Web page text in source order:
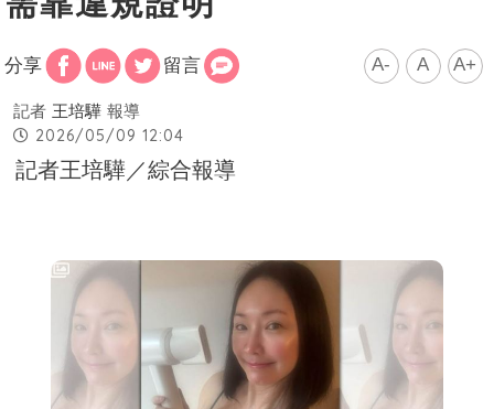
分享 留言 A- A A+
記者 王培驊 報導
2026/05/09 12:04
記者王培驊／綜合報導